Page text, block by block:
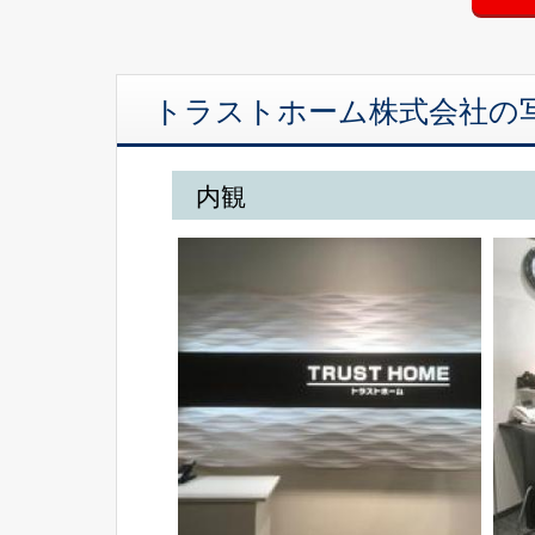
トラストホーム株式会社の
内観